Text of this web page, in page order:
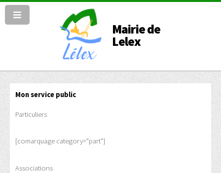
Mairie de
Lelex
Mon service public
Particuliers
[comarquage category="part"]
Associations